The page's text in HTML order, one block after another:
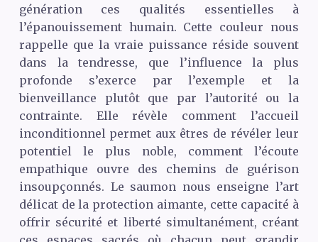
génération ces qualités essentielles à
l’épanouissement humain. Cette couleur nous
rappelle que la vraie puissance réside souvent
dans la tendresse, que l’influence la plus
profonde s’exerce par l’exemple et la
bienveillance plutôt que par l’autorité ou la
contrainte. Elle révèle comment l’accueil
inconditionnel permet aux êtres de révéler leur
potentiel le plus noble, comment l’écoute
empathique ouvre des chemins de guérison
insoupçonnés. Le saumon nous enseigne l’art
délicat de la protection aimante, cette capacité à
offrir sécurité et liberté simultanément, créant